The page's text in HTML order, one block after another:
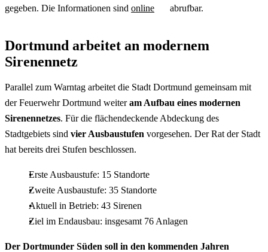
gegeben. Die Informationen sind online abrufbar.
Dortmund arbeitet an modernem
Sirenennetz
Parallel zum Warntag arbeitet die Stadt Dortmund gemeinsam mit
der Feuerwehr Dortmund weiteram Aufbau eines modernen
Sirenennetzes. Für die flächendeckende Abdeckung des
Stadtgebiets sind vier Ausbaustufen vorgesehen. Der Rat der Stadt
hat bereits drei Stufen beschlossen.
Erste Ausbaustufe: 15 Standorte
Zweite Ausbaustufe: 35 Standorte
Aktuell in Betrieb: 43 Sirenen
Ziel im Endausbau: insgesamt 76 Anlagen
Der Dortmunder Süden soll in den kommenden Jahren